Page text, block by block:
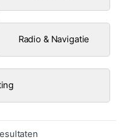
Radio & Navigatie
Gesorteerd op